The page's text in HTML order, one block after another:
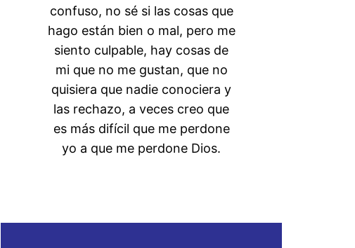
confuso, no sé si las cosas que
hago están bien o mal, pero me
siento culpable, hay cosas de
mi que no me gustan, que no
quisiera que nadie conociera y
las rechazo, a veces creo que
es más difícil que me perdone
yo a que me perdone Dios.